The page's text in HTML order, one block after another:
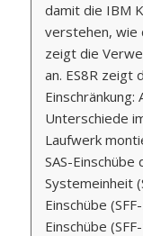
damit die IBM
verstehen, wie
zeigt die
an. ES8R zeigt
Einschränkung:
Unterschiede
Laufwerk
SAS-
Systemeinheit
Einschübe
Einschübe